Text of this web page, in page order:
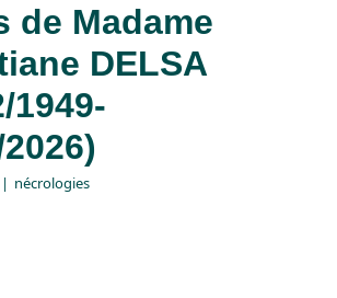
de Madame
DELSA
1949-
| nécrologies